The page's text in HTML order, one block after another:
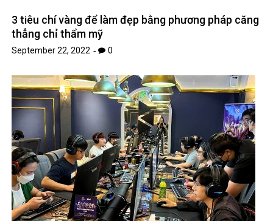
3 tiêu chí vàng để làm đẹp bằng phương pháp căng
thẳng chỉ thẩm mỹ
September 22, 2022 0